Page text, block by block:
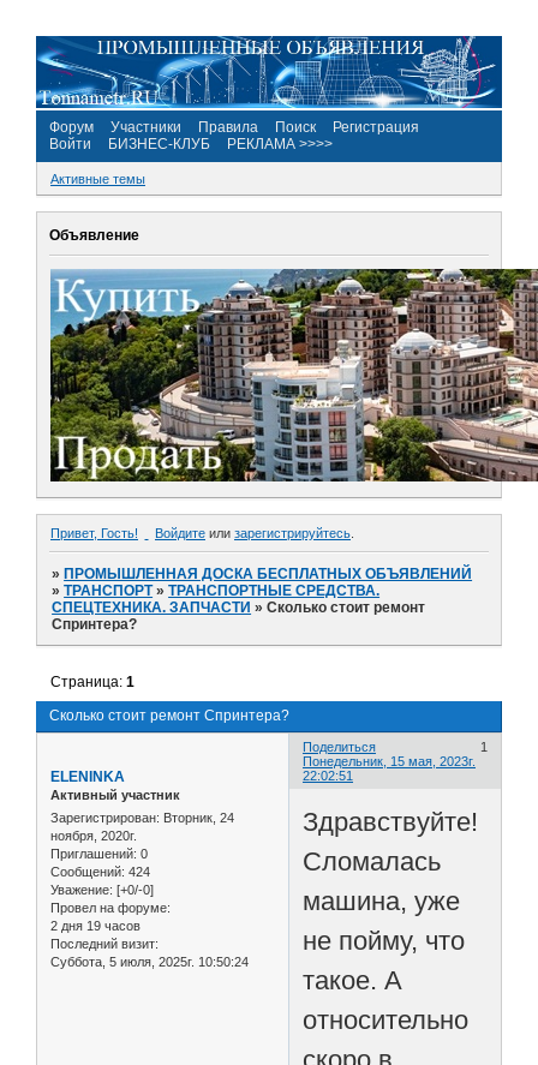
Форум Участники Правила Поиск
Регистрация
Войти
БИЗНЕС-КЛУБ РЕКЛАМА >>>>
Активные темы
Объявление
Привет, Гость! Войдите или зарегистрируйтесь
»ПРОМЫШЛЕННАЯ ДОСКА БЕСПЛАТНЫХ ОБЪЯВЛЕНИЙ
»ТРАНСПОРТ »ТРАНСПОРТНЫЕ СРЕДСТВА.
СПЕЦТЕХНИКА. ЗАПЧАСТИ »Сколько стоит ремонт
Спринтера?
Сколько стоит ремонт Спринтера?
Страница:1
Поделиться
1
Понедельник, 15 мая, 2023г.
22:02:51
ELENINKA
Активный участник
Зарегистрирован: Вторник, 24
ноября, 2020г.
Приглашений: 0
Сообщений: 424
Уважение: [+0/-0]
Провел на форуме:
2 дня 19 часов
Последний визит:
Суббота, 5 июля, 2025г. 10:50:24
Здравствуйте!
Сломалась
машина, уже
не пойму, что
такое. А
относительно